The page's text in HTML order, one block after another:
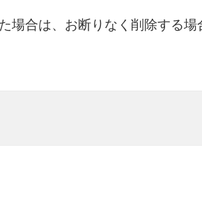
合は、お断りなく削除する場